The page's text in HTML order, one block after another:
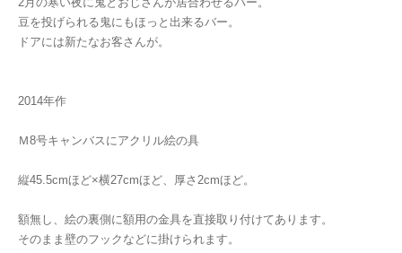
豆を投げられる鬼にもほっと出来るバー。
ドアには新たなお客さんが。
2014年作
Ｍ8号キャンバスにアクリル絵の具
縦45.5cmほど×横27cmほど、厚さ2cmほど。
額無し、絵の裏側に額用の金具を直接取り付けてあります。
そのまま壁のフックなどに掛けられます。